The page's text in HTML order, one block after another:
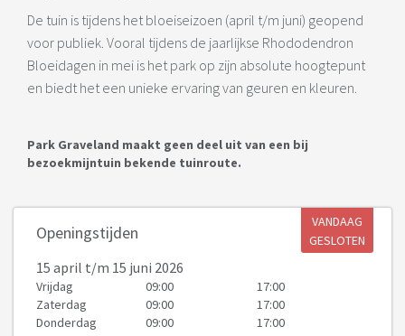
De tuin is tijdens het bloeiseizoen (april t/m juni) geopend
voor publiek. Vooral tijdens de jaarlijkse Rhododendron
Bloeidagen in mei is het park op zijn absolute hoogtepunt
en biedt het een unieke ervaring van geuren en kleuren.
Park Graveland maakt geen deel uit van een bij
bezoekmijntuin bekende tuinroute.
Openingstijden
VANDAAG
GESLOTEN
15 april t/m 15 juni 2026
Vrijdag 09:00
17:00
Zaterdag
09:00
17:00
Donderdag
09:00
17:00